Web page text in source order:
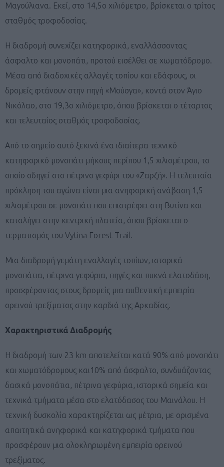
Μαγούλιανα. Εκεί, στο 14,5ο χιλιόμετρο, βρίσκεται ο τρίτος
σταθμός τροφοδοσίας.
Η διαδρομή συνεχίζει κατηφορικά, εναλλάσσοντας
άσφαλτο και μονοπάτι, προτού εισέλθει σε χωματόδρομο.
Μέσα από διαδοχικές αλλαγές τοπίου και εδάφους, οι
δρομείς φτάνουν στην πηγή «Μούσγα», κοντά στον Άγιο
Νικόλαο, στο 19,3ο χιλιόμετρο, όπου βρίσκεται ο τέταρτος
και τελευταίος σταθμός τροφοδοσίας.
Από το σημείο αυτό ξεκινά ένα ιδιαίτερα τεχνικό
κατηφορικό μονοπάτι μήκους περίπου 1,5 χιλιομέτρου, το
οποίο οδηγεί στο πέτρινο γεφύρι του «Ζαρζή». Η τελευταία
πρόκληση του αγώνα είναι μια ανηφορική ανάβαση 1,5
χιλιομέτρου σε μονοπάτι που επιστρέφει στη Βυτίνα και
καταλήγει στην κεντρική πλατεία, όπου βρίσκεται ο
τερματισμός του Vytina Forest Trail.
Μια διαδρομή γεμάτη εναλλαγές τοπίων, ιστορικά
μονοπάτια, πέτρινα γεφύρια, πηγές και πυκνά ελατοδάση,
προσφέροντας στους δρομείς μια αυθεντική εμπειρία
ορεινού τρεξίματος στην καρδιά της Αρκαδίας.
Χαρακτηριστικά Διαδρομής
Η διαδρομή των 23 km αποτελείται κατά 90% από μονοπάτι
και χωματόδρομους και10% από άσφαλτο, συνδυάζοντας
δασικά μονοπάτια, πέτρινα γεφύρια, ιστορικά σημεία και
τεχνικά τμήματα μέσα στο ελατόδασος του Μαινάλου. Η
τεχνική δυσκολία χαρακτηρίζεται ως μέτρια, με ορισμένα
απαιτητικά ανηφορικά και κατηφορικά τμήματα που
προσφέρουν μια ολοκληρωμένη εμπειρία ορεινού
τρεξίματος.